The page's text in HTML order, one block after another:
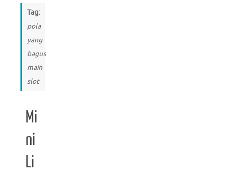
Tag:
pola
yang
bagus
main
slot
Mi
ni
Li